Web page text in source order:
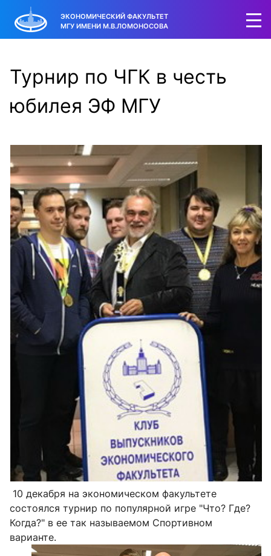
ЭКОНОМИЧЕСКИЙ ФАКУЛЬТЕТ
МГУ ИМЕНИ М.В.ЛОМОНОСОВА
Турнир по ЧГК в честь
юбилея ЭФ МГУ
10 декабря на экономическом факультете
состоялся турнир по популярной игре "Что? Где?
Когда?" в ее так называемом Спортивном
варианте.